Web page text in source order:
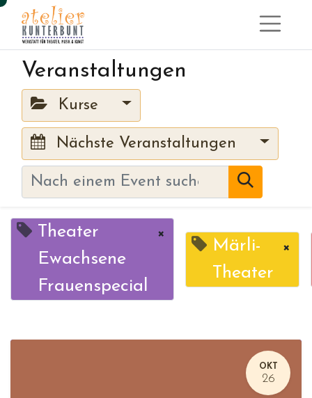
Veranstaltungen
Kurse
Nächste Veranstaltungen
Theater
Ewachsene
Frauenspecial
×
Märli-
Theater
×
OKT
26